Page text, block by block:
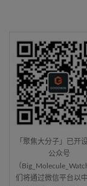
「聚焦大分子」已开
公众号
（
们将通过微信平台以